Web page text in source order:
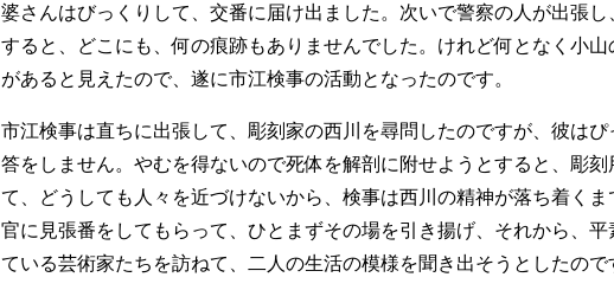
婆さんはびっくりして、交番に届け出ました。次いで警察の人が出張
すると、どこにも、何の痕跡もありませんでした。けれど何となく小山
があると見えたので、遂に市江検事の活動となったのです。
市江検事は直ちに出張して、彫刻家の西川を尋問したのですが、彼はぴ
答をしません。やむを得ないので死体を解剖に附せようとすると、彫刻
て、どうしても人々を近づけないから、検事は西川の精神が落ち着く
官に見張番をしてもらって、ひとまずその場を引き揚げ、それから、平
ている芸術家たちを訪ねて、二人の生活の模様を聞き出そうとしたので